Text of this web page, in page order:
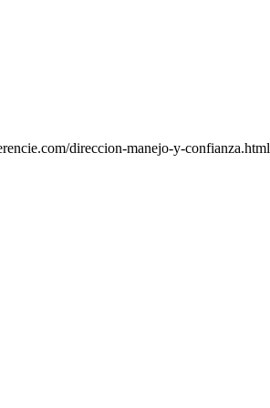
direccion-manejo-y-confianza.html